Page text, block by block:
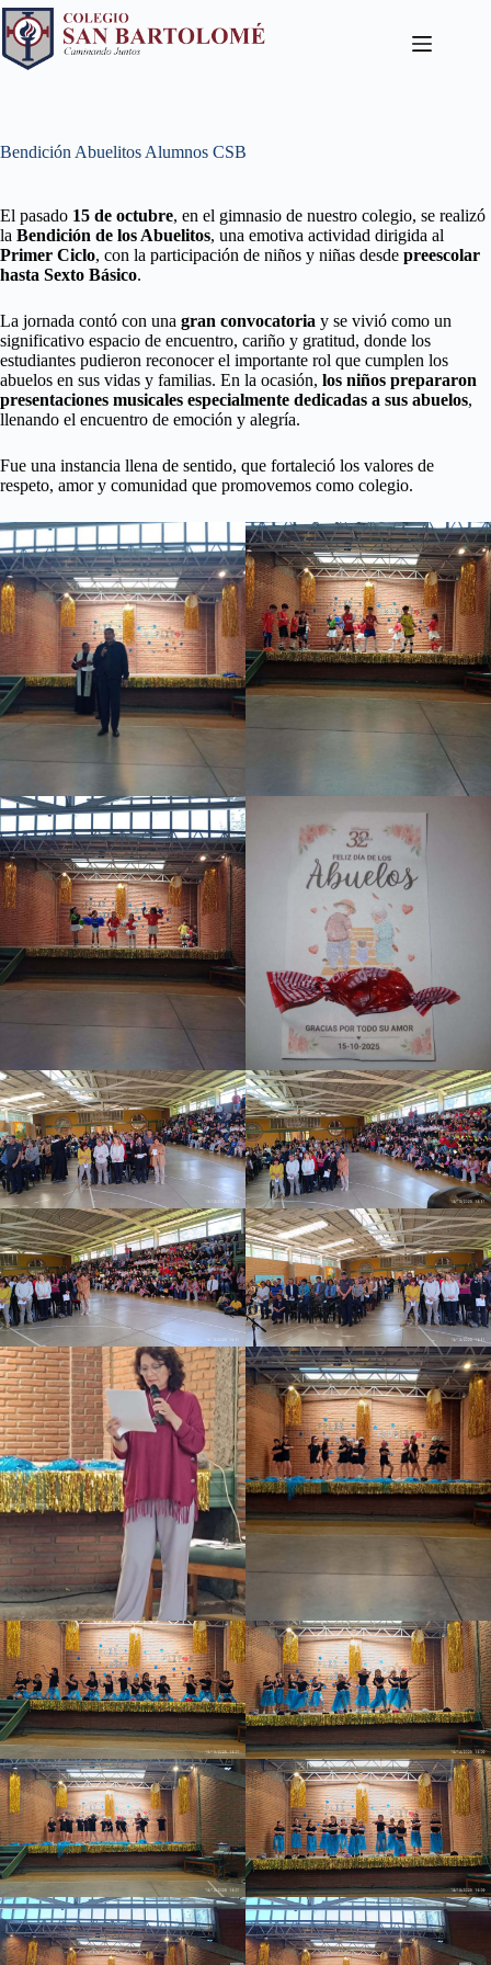
Bendición Abuelitos Alumnos CSB
El pasado 15 de octubre, en el gimnasio de nuestro colegio, se realizó
la Bendición de los Abuelitos, una emotiva actividad dirigida al
Primer Ciclo, con la participación de niños y niñas desde preescolar
hasta Sexto Básico.
La jornada contó con una gran convocatoria y se vivió como un
significativo espacio de encuentro, cariño y gratitud, donde los
estudiantes pudieron reconocer el importante rol que cumplen los
abuelos en sus vidas y familias. En la ocasión, los niños prepararon
presentaciones musicales especialmente dedicadas a sus abuelos,
llenando el encuentro de emoción y alegría.
Fue una instancia llena de sentido, que fortaleció los valores de
respeto, amor y comunidad que promovemos como colegio.